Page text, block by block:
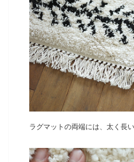
ラグマットの両端には、太く長